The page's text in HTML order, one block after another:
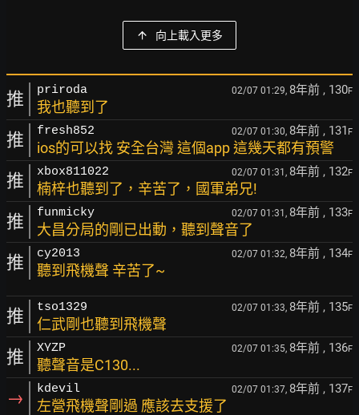
向上載入更多
推 priroda 02/07 01:29, 8年前 , 130F
我也聽到了
推 fresh852 02/07 01:30, 8年前 , 131 F
ios的可以找 安全台灣 這個app 這幾天都有預警
推 xbox811022 02/07 01:31, 8年前 , 132F
楠梓也聽到了，辛苦了，國軍弟兄!
推 funmicky 02/07 01:31, 8年前 , 133F
大昌分局的剛已出動，聽到聲音了
推 cy2013 02/07 01:32, 8年前 , 134F
聽到飛機聲 辛苦了~
推 tso1329 02/07 01:33, 8年前 , 135F
仁武剛也聽到飛機聲
推 XYZP 02/07 01:35, 8年前 , 136F
聽聲音是C130...
→ kdevil 02/07 01:37, 8年前 , 137F
左營飛機聲剛過 應該去支援了